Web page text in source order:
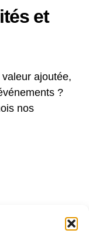
et
ajoutée,
?
nos